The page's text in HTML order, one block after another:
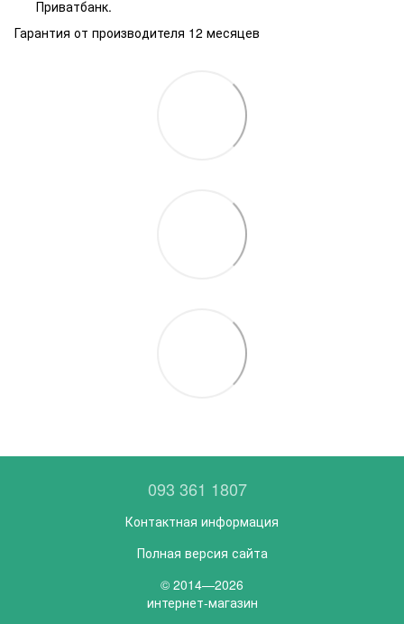
Приватбанк.
Гарантия от производителя 12 месяцев
093 361 1807
Контактная информация
Полная версия сайта
© 2014—2026
интернет-магазин